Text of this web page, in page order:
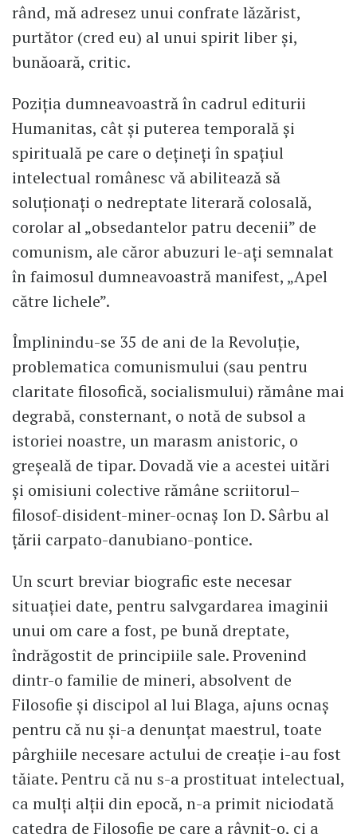
rând, mă adresez unui confrate lăzărist,
purtător (cred eu) al unui spirit liber și,
bunăoară, critic.
Poziția dumneavoastră în cadrul editurii
Humanitas, cât și puterea temporală și
spirituală pe care o dețineți în spațiul
intelectual românesc vă abilitează să
soluționați o nedreptate literară colosală,
corolar al „obsedantelor patru decenii” de
comunism, ale căror abuzuri le-ați semnalat
în faimosul dumneavoastră manifest, „Apel
către lichele”.
Împlinindu-se 35 de ani de la Revoluție,
problematica comunismului (sau pentru
claritate filosofică, socialismului) rămâne mai
degrabă, consternant, o notă de subsol a
istoriei noastre, un marasm anistoric, o
greșeală de tipar. Dovadă vie a acestei uitări
și omisiuni colective rămâne scriitorul–
filosof-disident-miner-ocnaș Ion D. Sârbu al
țării carpato-danubiano-pontice.
Un scurt breviar biografic este necesar
situației date, pentru salvgardarea imaginii
unui om care a fost, pe bună dreptate,
îndrăgostit de principiile sale. Provenind
dintr-o familie de mineri, absolvent de
Filosofie și discipol al lui Blaga, ajuns ocnaș
pentru că nu și-a denunțat maestrul, toate
pârghiile necesare actului de creație i-au fost
tăiate. Pentru că nu s-a prostituat intelectual,
ca mulți alții din epocă, n-a primit niciodată
catedra de Filosofie pe care a râvnit-o, ci a